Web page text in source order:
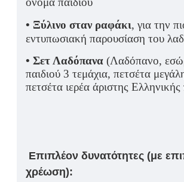
• Ξύλινο σταν ραφάκι, για την
εντυπωσιακή παρουσίαση του
• Σετ Λαδόπανα (Λαδόπανο,
παιδιού 3 τεμάχια, πετσέτα
πετσέτα ιερέα άριστης
Επιπλέον δυνατότητες (με
χρέωση):